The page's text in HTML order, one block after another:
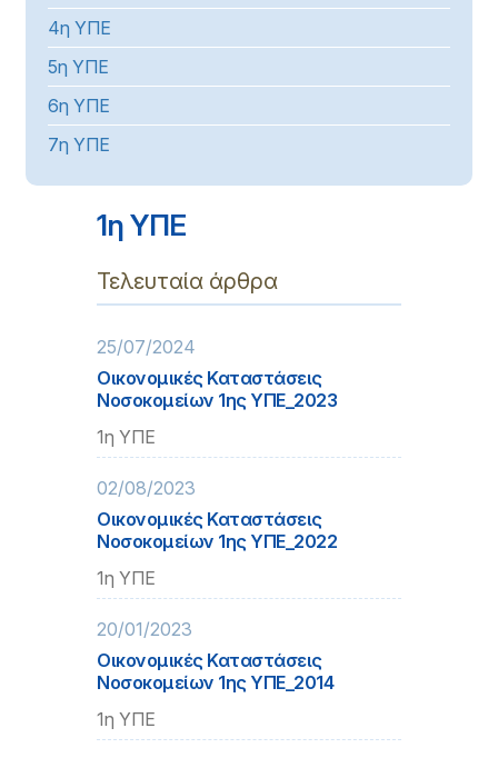
4η ΥΠΕ
5η ΥΠΕ
6η ΥΠΕ
7η ΥΠΕ
1η ΥΠΕ
Τελευταία άρθρα
25/07/2024
Οικονομικές Καταστάσεις
Νοσοκομείων 1ης ΥΠΕ_2023
1η ΥΠΕ
02/08/2023
Οικονομικές Καταστάσεις
Νοσοκομείων 1ης ΥΠΕ_2022
1η ΥΠΕ
20/01/2023
Οικονομικές Καταστάσεις
Νοσοκομείων 1ης ΥΠΕ_2014
1η ΥΠΕ